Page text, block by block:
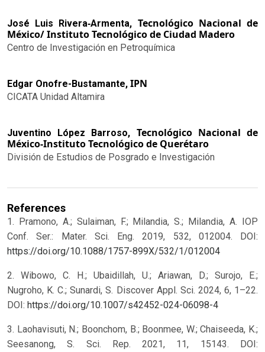
José Luis Rivera‑Armenta, Tecnológico Nacional de
México/ Instituto Tecnológico de Ciudad Madero
Centro de Investigación en Petroquímica
Edgar Onofre-Bustamante, IPN
CICATA Unidad Altamira
Juventino López Barroso, Tecnológico Nacional de
México-Instituto Tecnológico de Querétaro
División de Estudios de Posgrado e Investigación
References
1. Pramono, A.; Sulaiman, F.; Milandia, S.; Milandia, A. IOP
Conf. Ser.: Mater. Sci. Eng. 2019, 532, 012004. DOI:
https://doi.org/10.1088/1757-899X/532/1/012004
2. Wibowo, C. H.; Ubaidillah, U.; Ariawan, D.; Surojo, E.;
Nugroho, K. C.; Sunardi, S. Discover Appl. Sci. 2024, 6, 1–22.
DOI: https://doi.org/10.1007/s42452-024-06098-4
3. Laohavisuti, N.; Boonchom, B.; Boonmee, W.; Chaiseeda, K.;
Seesanong, S. Sci. Rep. 2021, 11, 15143. DOI: